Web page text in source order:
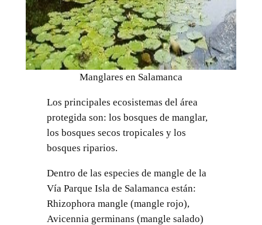
Manglares en Salamanca
Los principales ecosistemas del área
protegida son: los bosques de manglar,
los bosques secos tropicales y los
bosques riparios.
Dentro de las especies de mangle de la
Vía Parque Isla de Salamanca están:
Rhizophora mangle (mangle rojo),
Avicennia germinans (mangle salado)